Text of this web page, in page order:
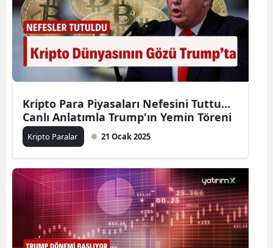
Kripto Para Piyasaları Nefesini Tuttu...
Canlı Anlatımla Trump'ın Yemin Töreni
Kripto Paralar 21 Ocak 2025